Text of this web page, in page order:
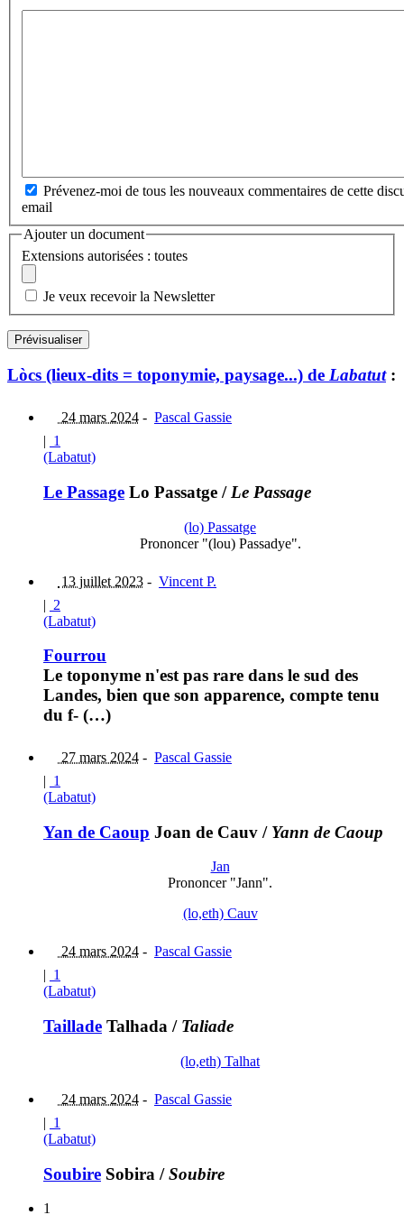
Prévenez-moi de tous les nouveaux commentaires de cette
email
Ajouter un document
Extensions autorisées : toutes
Je veux recevoir la Newsletter
Lòcs (lieux-dits = toponymie, paysage...) de Labatut:
24 mars 2024 - Pascal Gassie
| 1
(Labatut)
Le Passage Lo Passatge / Le Passage
(lo) Passatge
Prononcer "(lou) Passadye".
13 juillet 2023 - Vincent P.
| 2
(Labatut)
Fourrou
Le toponyme n'est pas rare dans le sud des
Landes, bien que son apparence, compte tenu
du f- (…)
27 mars 2024 - Pascal Gassie
| 1
(Labatut)
Yan de Caoup Joan de Cauv / Yann de Caoup
Jan
Prononcer "Jann".
(lo,eth) Cauv
24 mars 2024 - Pascal Gassie
| 1
(Labatut)
Taillade Talhada / Taliade
(lo,eth) Talhat
24 mars 2024 - Pascal Gassie
| 1
(Labatut)
Soubire Sobira /Soubire
1